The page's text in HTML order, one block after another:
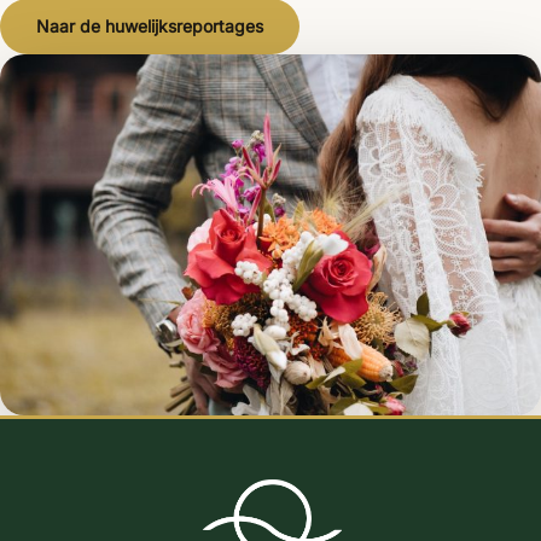
Naar de huwelijksreportages